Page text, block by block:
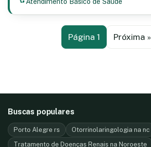
Página 1 Próxima »
Buscas populares
Porto Alegre rs
Otorrinolaringologia na nc
Tratamento de Doenças Renais na Noroeste